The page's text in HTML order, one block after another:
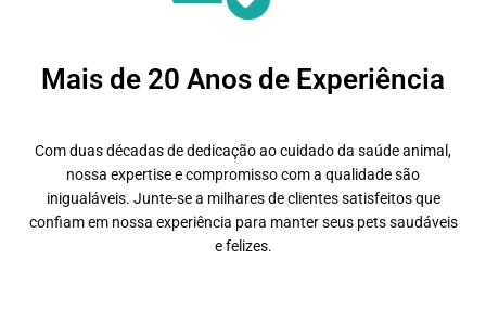
Mais de 20 Anos de Experiência
Com duas décadas de dedicação ao cuidado da saúde animal,
nossa expertise e compromisso com a qualidade são
inigualáveis. Junte-se a milhares de clientes satisfeitos que
confiam em nossa experiência para manter seus pets saudáveis
e felizes.